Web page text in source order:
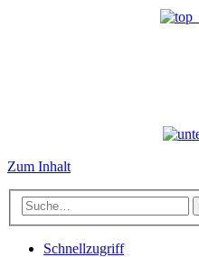
Zum Inhalt
Schnellzugriff